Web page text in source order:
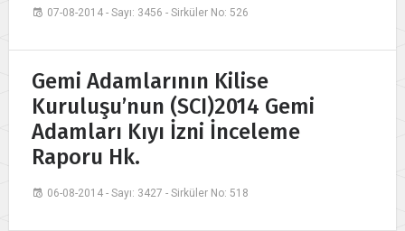
07-08-2014 - Sayı: 3456 - Sirküler No: 526
Gemi Adamlarının Kilise
Kuruluşu’nun (SCI)2014 Gemi
Adamları Kıyı İzni İnceleme
Raporu Hk.
06-08-2014 - Sayı: 3427 - Sirküler No: 518